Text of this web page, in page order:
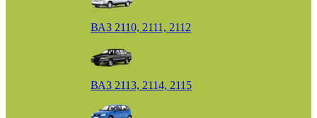
ВАЗ 2110, 2111, 2112
ВАЗ 2113, 2114, 2115